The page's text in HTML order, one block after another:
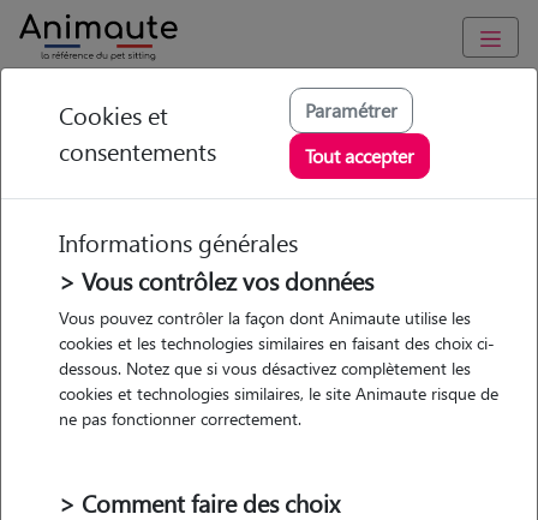
Animaute Centre-Val-de-Loire Loiret /Orléans
Lola - Petsitter à
Orléans
5/5 (4 avis)
• 20 ans
chez le Pet Sitter
Cookies et
consentements
Paramétrer
Tout accepter
Informations générales
> Vous contrôlez vos données
Vous pouvez contrôler la façon dont Animaute utilise les
cookies et les technologies similaires en faisant des choix ci-
dessous. Notez que si vous désactivez complètement les
cookies et technologies similaires, le site Animaute risque de
ne pas fonctionner correctement.
> Comment faire des choix